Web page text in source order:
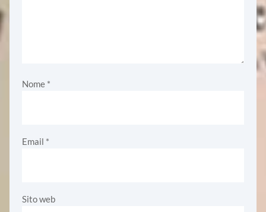
Nome *
Email *
Sito web